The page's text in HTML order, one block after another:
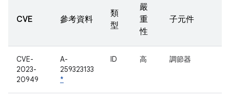
CVE 參考資料
類
型
嚴
重
性
子元件
CVE-
2023-
20949
A-
259323133
*
ID 高 調節器